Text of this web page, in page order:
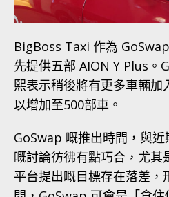
BigBoss Taxi 作為
先提供五部 AION Y Plus。
熙表示稍後將有更多車輛加
以增加至500部車。
GoSwap 嘅推出時間，與
嘅討論彷彿有點巧合，尤其
平台提出嘅目標存在落差，